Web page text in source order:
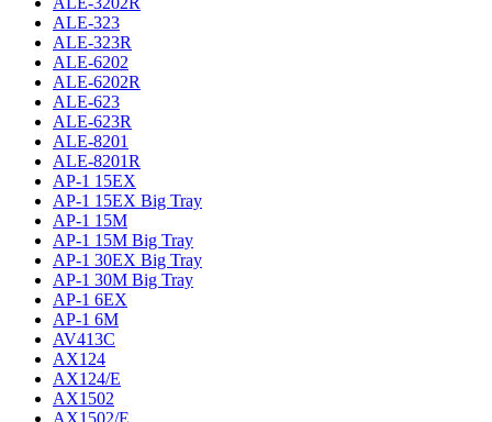
ALE-323
ALE-323R
ALE-6202
ALE-6202R
ALE-623
ALE-623R
ALE-8201
ALE-8201R
AP-1 15EX
AP-1 15EX Big Tray
AP-1 15M
AP-1 15M Big Tray
AP-1 30EX Big Tray
AP-1 30M Big Tray
AP-1 6EX
AP-1 6M
AV413C
AX124
AX124/E
AX1502